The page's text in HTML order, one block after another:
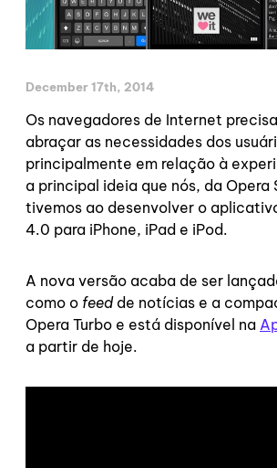
December 17th, 2014
Os navegadores de Internet
abraçar as necessidades dos
principalmente em relação à
a principal ideia que nós, da Opera
tivemos ao desenvolver o
4.0 para iPhone, iPad e iPod.
A nova versão acaba de ser
como o feedde notícias e a
Opera Turbo e está disponível na
a partir de hoje.